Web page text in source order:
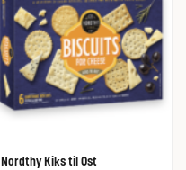
Nordthy Kiks til Ost